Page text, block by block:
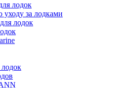
лодок
уходу за лодками
лодок